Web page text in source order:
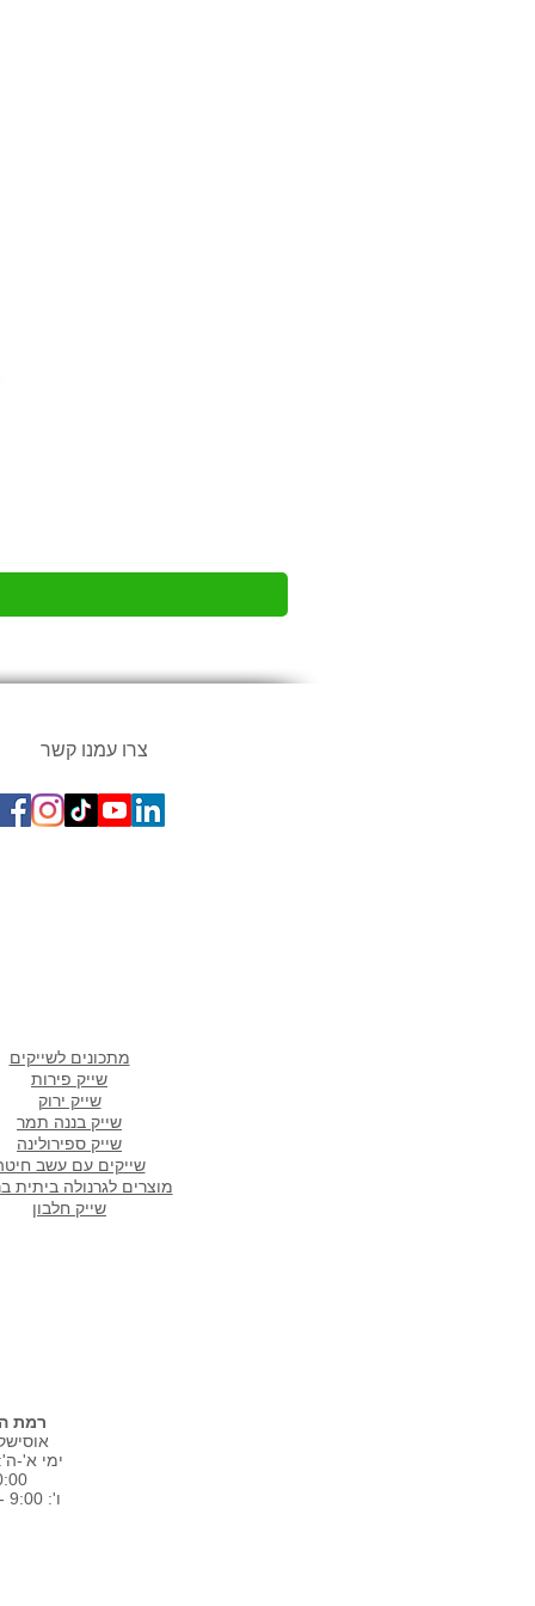
צרו עמנו קשר
מתכונים לשייקים
שייק פירות
שייק ירוק
שייק בננה תמר
שייק ספירולינה
שייקים עם עשב
מוצרים לגרנולה ביתית
שייק חלבון
רמת
ו': 9:00 - 15:00